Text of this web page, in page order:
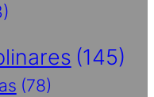
(145)
(78)